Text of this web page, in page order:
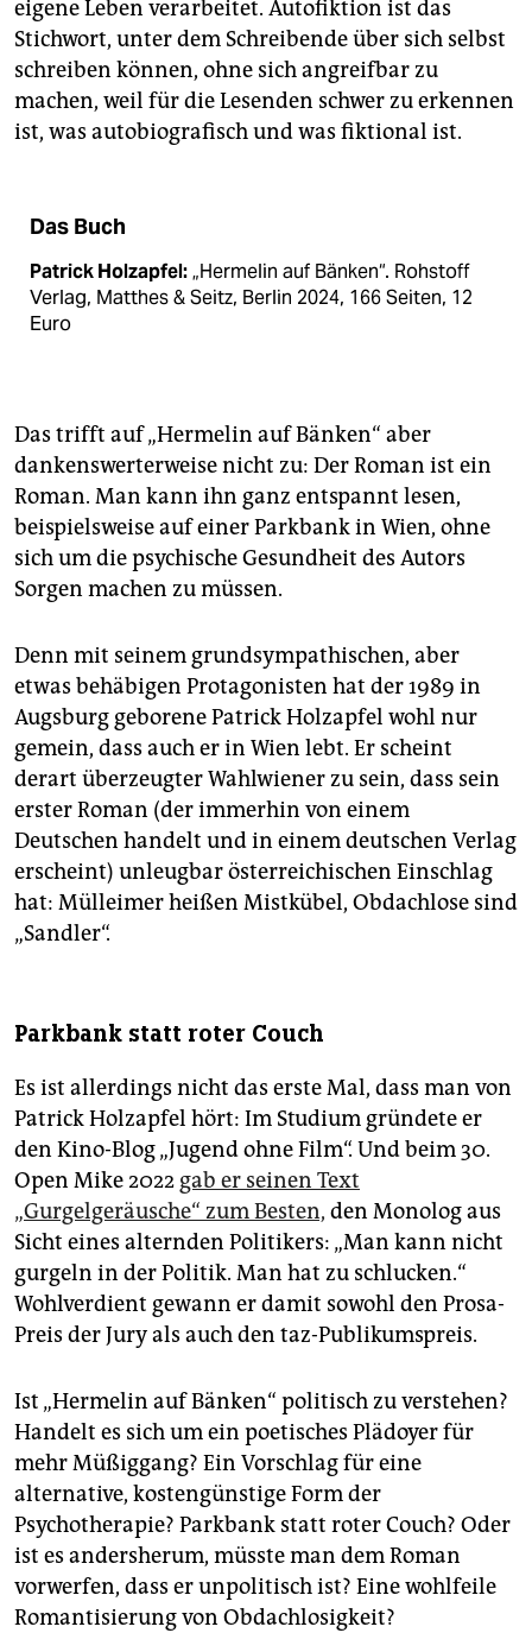
eigene Leben verarbeitet. Autofiktion ist das
Stichwort, unter dem Schreibende über sich selbst
schreiben können, ohne sich angreifbar zu
machen, weil für die Lesenden schwer zu erkennen
ist, was autobiografisch und was fiktional ist.
Das Buch
Patrick Holzapfel:„Hermelin auf Bänken“. Roh­stoff
Verlag, Matthes & Seitz, Berlin 2024, 166 Seiten, 12
Euro
Das trifft auf „Hermelin auf Bänken“ aber
dankenswerterweise nicht zu: Der Roman ist ein
Roman. Man kann ihn ganz entspannt lesen,
beispielsweise auf einer Parkbank in Wien, ohne
sich um die psychische Gesundheit des Autors
Sorgen machen zu müssen.
Denn mit seinem grundsympathischen, aber
etwas behäbigen Protagonisten hat der 1989 in
Augsburg geborene Patrick Holzapfel wohl nur
gemein, dass auch er in Wien lebt. Er scheint
derart überzeugter Wahlwiener zu sein, dass sein
erster Roman (der immerhin von einem
Deutschen handelt und in einem deutschen Verlag
erscheint) unleugbar österreichischen Einschlag
hat: Mülleimer heißen Mistkübel, Obdachlose sind
„Sandler“.
Parkbank statt roter Couch
Es ist allerdings nicht das erste Mal, dass man von
Patrick Holzapfel hört: Im Studium gründete er
den Kino-Blog „Jugend ohne Film“. Und beim 30.
Open Mike 2022 gab er seinen Text
„Gurgelgeräusche“ zum Besten, den Monolog aus
Sicht eines alternden Politikers: „Man kann nicht
gurgeln in der Politik. Man hat zu schlucken.“
Wohlverdient gewann er damit sowohl den Prosa-
Preis der Jury als auch den taz-Publikumspreis.
Ist „Hermelin auf Bänken“ politisch zu verstehen?
Handelt es sich um ein poetisches Plädoyer für
mehr Müßiggang? Ein Vorschlag für eine
alternative, kostengünstige Form der
Psychotherapie? Parkbank statt roter Couch? Oder
ist es andersherum, müsste man dem Roman
vorwerfen, dass er unpolitisch ist? Eine wohlfeile
Romantisierung von Obdachlosigkeit?